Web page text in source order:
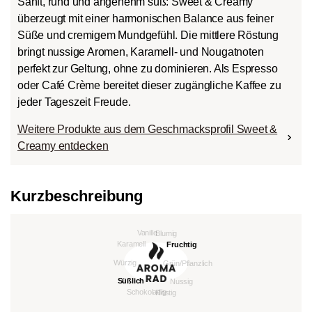
überzeugt mit einer harmonischen Balance aus feiner
Süße und cremigem Mundgefühl. Die mittlere Röstung
bringt nussige Aromen, Karamell- und Nougatnoten
perfekt zur Geltung, ohne zu dominieren. Als Espresso
oder Café Crème bereitet dieser zugängliche Kaffee zu
jeder Tageszeit Freude.
Weitere Produkte aus dem Geschmacksprofil Sweet &
Creamy entdecken
Kurzbeschreibung